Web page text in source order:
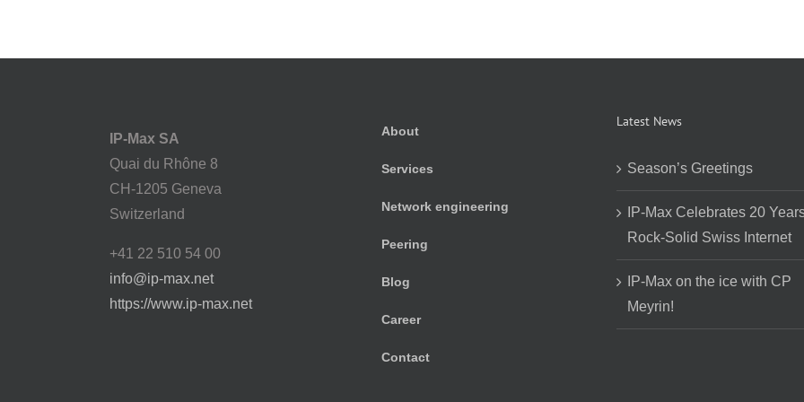
IP-Max SA
Quai du Rhône 8
CH-1205 Geneva
Switzerland
+41 22 510 54 00
info@ip-max.net
https://www.ip-max.net
About
Services
Network engineering
Peering
Blog
Career
Contact
Latest News
Season’s Greetings
IP-Max Celebrates 20
Rock-Solid Swiss Internet
IP-Max on the ice with CP
Meyrin!